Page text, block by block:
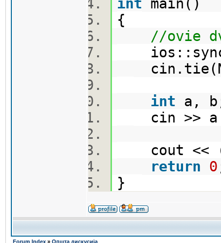
int main()
{
//ovie
int a,
cin >>
cout <<
return 0
}
Forum Index » Општа дискусија